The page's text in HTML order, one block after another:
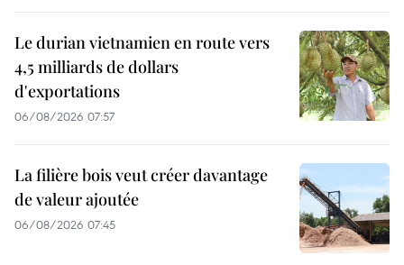
Le durian vietnamien en route vers
4,5 milliards de dollars
d'exportations
06/08/2026 07:57
La filière bois veut créer davantage
de valeur ajoutée
06/08/2026 07:45